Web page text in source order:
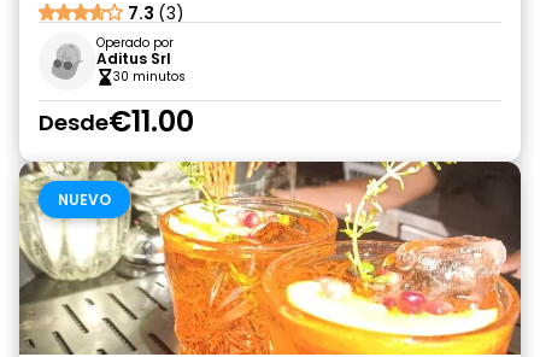
7.3 (3)
Operado por
Aditus Srl
30 minutos
Desde€11.00
NUEVO